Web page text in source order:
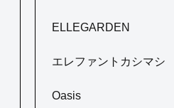
ELLEGARDEN
エレファントカシマシ
Oasis